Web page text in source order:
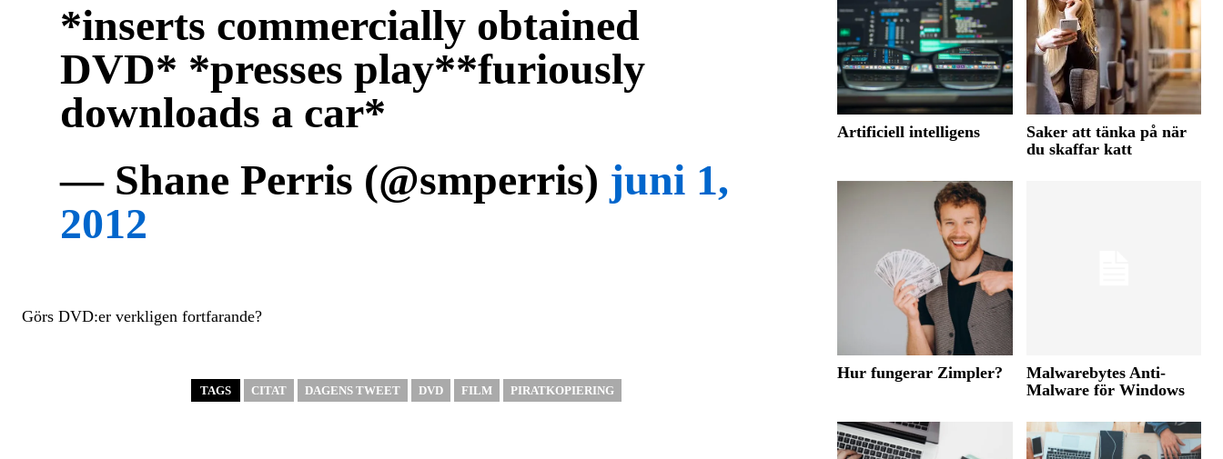
*inserts commercially obtained
DVD* *presses play**furiously
downloads a car*
— Shane Perris (@smperris) juni 1,
2012
Görs DVD:er verkligen fortfarande?
TAGS CITAT DAGENS TWEET DVD FILM PIRATKOPIERING
Artificiell intelligens
Saker att tänka på när
du skaffar katt
Hur fungerar Zimpler?
Malwarebytes Anti-
Malware för Windows